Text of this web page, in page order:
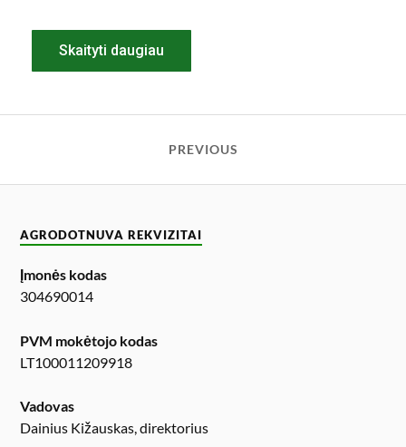
Skaityti daugiau
PREVIOUS
AGRODOTNUVA REKVIZITAI
Įmonės kodas
304690014
PVM mokėtojo kodas
LT100011209918
Vadovas
Dainius Kižauskas, direktorius